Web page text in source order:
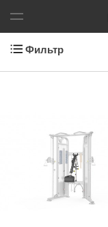
Фильтр